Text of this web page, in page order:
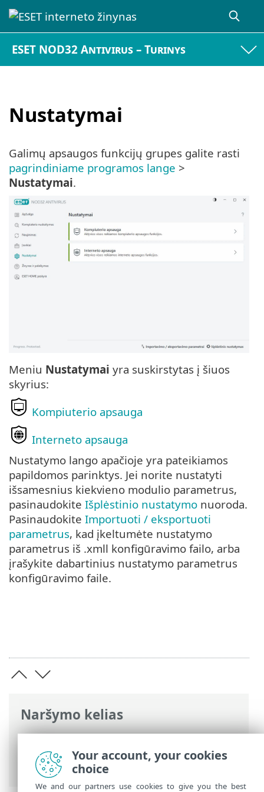
ESET NOD32 Antivirus – Turinys
Nustatymai
Naršymo kelias
ESET interneto žinynas>ESET NOD32
Antivirus
>Darbas su ESET NOD32
Antivirus
> Nustatymai
Galimų apsaugos funkcijų grupes galite rasti
pagrindiniame programos lange >
Nustatymai.
Meniu Nustatymai yra suskirstytas į šiuos
skyrius:
Kompiuterio apsauga
Interneto apsauga
Nustatymo lango apačioje yra pateikiamos
papildomos parinktys. Jei norite nustatyti
išsamesnius kiekvieno modulio parametrus,
pasinaudokite Išplėstinio nustatymo nuoroda.
Pasinaudokite Importuoti / eksportuoti
parametrus, kad įkeltumėte nustatymo
parametrus iš .xmll konfigūravimo failo, arba
įrašykite dabartinius nustatymo parametrus
konfigūravimo faile.
Your account, your cookies
choice
We and our partners use cookies to give you the best